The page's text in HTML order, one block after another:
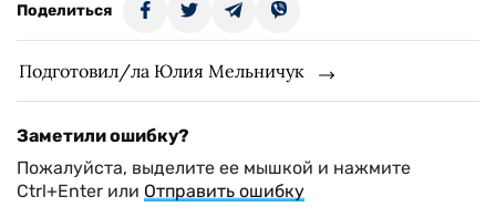
Поделиться
Подготовил/ла Юлия Мельничук
Заметили ошибку?
Пожалуйста, выделите ее мышкой и нажмите
Ctrl+Enter или Отправить ошибку